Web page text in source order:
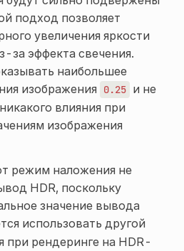
подход позволяет
увеличения яркости
за эффекта свечения.
наибольшее
изображения
0.25 и не
влияния при
изображения
режим наложения не
HDR, поскольку
значение вывода
использовать другой
рендеринге на HDR-